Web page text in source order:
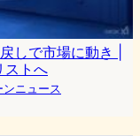
しで市場に動き |
ストへ
ニュース